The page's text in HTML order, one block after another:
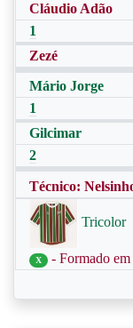
Cláudio Adão
1
Zezé
Mário Jorge
1
Gilcimar
2
Técnico:
Tricolor
X - Formado